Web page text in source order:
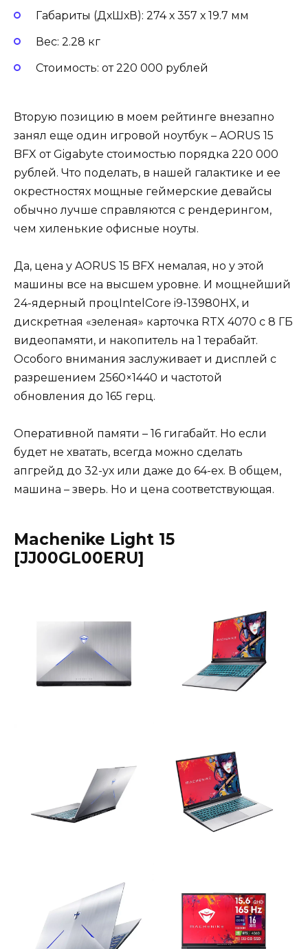
Габариты (ДхШхВ): 274 х 357 х 19.7 мм
Вес: 2.28 кг
Стоимость: от 220 000 рублей
Вторую позицию в моем рейтинге внезапно
занял еще один игровой ноутбук – AORUS 15
BFX от Gigabyte стоимостью порядка 220 000
рублей. Что поделать, в нашей галактике и ее
окрестностях мощные геймерские девайсы
обычно лучше справляются с рендерингом,
чем хиленькие офисные ноуты.
Да, цена у AORUS 15 BFX немалая, но у этой
машины все на высшем уровне. И мощнейший
24-ядерный процIntelCore i9-13980HX, и
дискретная «зеленая» карточка RTX 4070 с 8 ГБ
видеопамяти, и накопитель на 1 терабайт.
Особого внимания заслуживает и дисплей с
разрешением 2560×1440 и частотой
обновления до 165 герц.
Оперативной памяти – 16 гигабайт. Но если
будет не хватать, всегда можно сделать
апгрейд до 32-ух или даже до 64-ех. В общем,
машина – зверь. Но и цена соответствующая.
Machenike Light 15
[JJ00GL00ERU]